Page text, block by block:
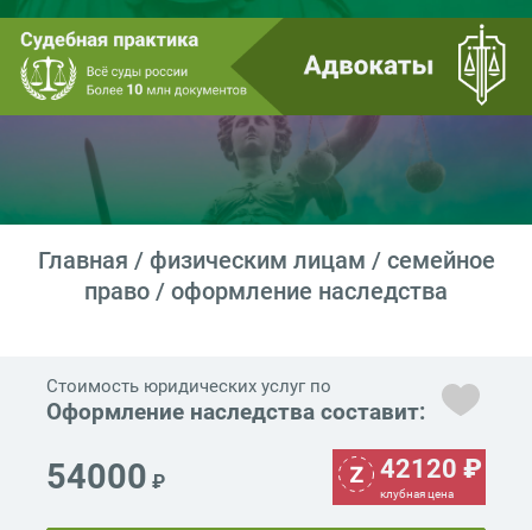
Главная / физическим лицам / семейное
право / оформление наследства
Стоимость юридических услуг по
Оформление наследства составит:
54000 ₽ 42120 ₽
клубная цена